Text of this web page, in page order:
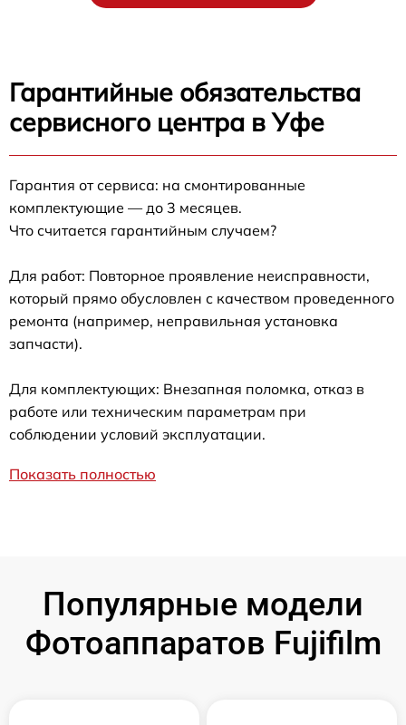
Гарантийные обязательства
сервисного центра в Уфе
Гарантия от сервиса: на смонтированные
комплектующие — до 3 месяцев.
Что считается гарантийным случаем?
Для работ: Повторное проявление неисправности,
который прямо обусловлен с качеством проведенного
ремонта (например, неправильная установка
запчасти).
Для комплектующих: Внезапная поломка, отказ в
работе или техническим параметрам при
соблюдении условий эксплуатации.
Показать полностью
Популярные модели
Фотоаппаратов Fujifilm